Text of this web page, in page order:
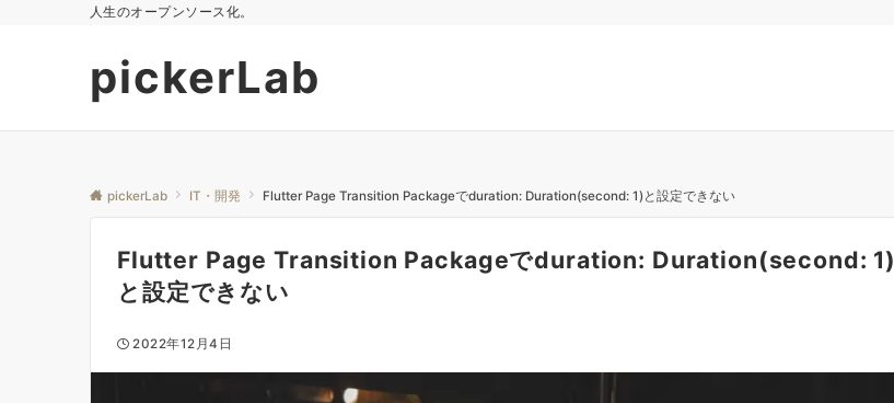
人生のオープンソース化。
pickerLab
pickerLab IT・開発 Flutter Page Transition Packageでduration: Duration(second: 1)と設定できない
Flutter Page Transition Packageでduration: Duration(second: 1)
と設定できない
2022年12月4日